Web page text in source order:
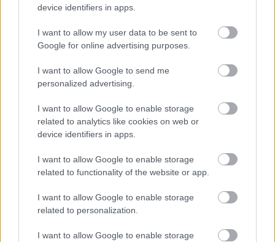
device identifiers in apps.
I want to allow my user data to be sent to
Google for online advertising purposes.
I want to allow Google to send me
personalized advertising.
I want to allow Google to enable storage
related to analytics like cookies on web or
device identifiers in apps.
I want to allow Google to enable storage
related to functionality of the website or app.
I want to allow Google to enable storage
related to personalization.
I want to allow Google to enable storage
Látlelet a hazai víziközművekről?
Egyetlen, fél évszázados vezetéken
múlt Bicske vízellátása
Egyhetes országos ellenőrzést tart a
rendőrség a utakon
Amire többmillióan vártunk: szombattól
másodfokúra csökken a riasztás